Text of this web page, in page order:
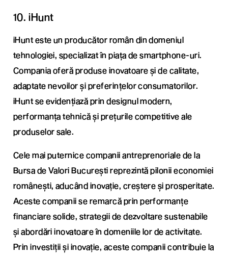
10. iHunt
iHunt este un producător român din domeniul
tehnologiei, specializat în piața de smartphone-uri.
Compania oferă produse inovatoare și de calitate,
adaptate nevoilor și preferințelor consumatorilor.
iHunt se evidențiază prin designul modern,
performanța tehnică și prețurile competitive ale
produselor sale.
Cele mai puternice companii antreprenoriale de la
Bursa de Valori București reprezintă pilonii economiei
românești, aducând inovație, creștere și prosperitate.
Aceste companii se remarcă prin performanțe
financiare solide, strategii de dezvoltare sustenabile
și abordări inovatoare în domeniile lor de activitate.
Prin investiții și inovație, aceste companii contribuie la